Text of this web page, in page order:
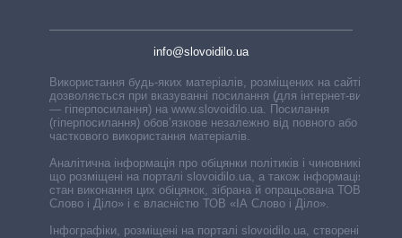
info@slovoidilo.ua
Використання будь-яких матеріалів, розміщених на сайті,
дозволяється при вказуванні посилання (для інтернет-видань
— гіперпосилання) на www.slovoidilo.ua. Посилання
(гіперпосилання) обов’язкове незалежно від повного або
часткового використання матеріалів.
Аналітична інформація про обіцянки політиків і чиновників,
що розміщені на порталі slovoidilo.ua, а також інформація про
стан виконання цих обіцянок, зібрана й опрацьована ТОВ «ІА
Слово і Діло» і є власністю ТОВ «ІА Слово і Діло».
Інфографіки, розміщені на порталі slovoidilo.ua, створені ГО